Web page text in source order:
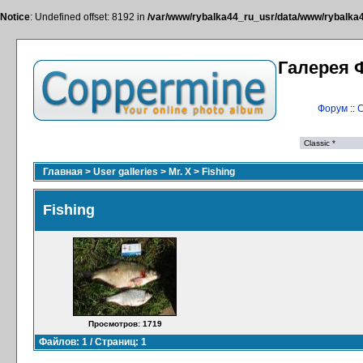
Notice: Undefined offset: 8192 in /var/www/rybalka44_ru_usr/data/www/
Галерея
Форум::
Главная > User galleries > Mr. X > Fishing
Fishing
Просмотров: 1719
Файлов: 1 / Страниц: 1